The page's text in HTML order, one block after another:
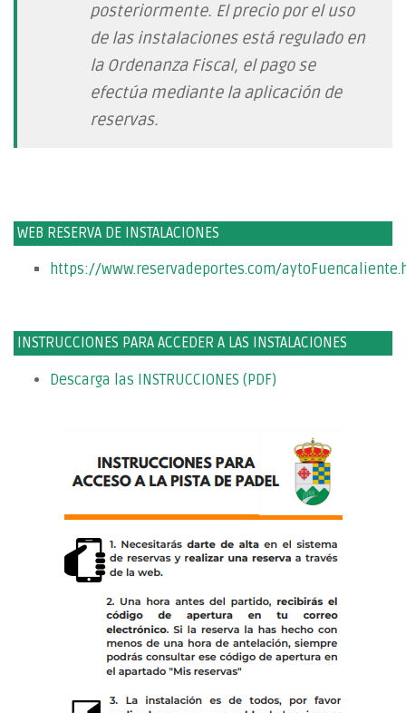
posteriormente. El precio por el uso
de las instalaciones está regulado en
la Ordenanza Fiscal, el pago se
efectúa mediante la aplicación de
reservas.
WEB RESERVA DE INSTALACIONES
https://www.reservadeportes.com/
INSTRUCCIONES PARA ACCEDER A LAS INSTALACIONES
Descarga las INSTRUCCIONES (PDF)